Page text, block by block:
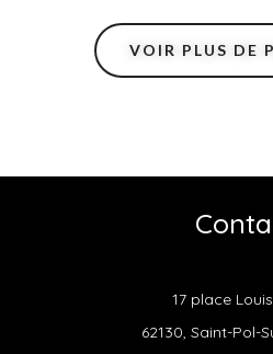
VOIR PLUS DE
17 place
62130, Saint-Pol-